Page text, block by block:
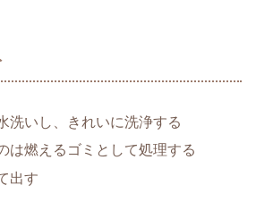
洗いし、きれいに洗浄する
は燃えるゴミとして処理する
出す